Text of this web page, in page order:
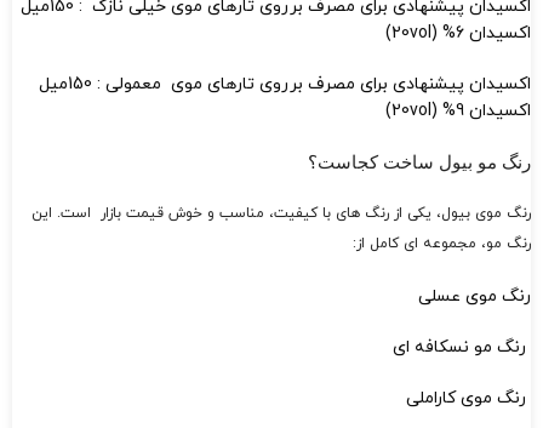
اکسیدان پیشنهادی برای مصرف برروی تارهای موی خیلی نازک : 150میل
اکسیدان 6% (20vol)
اکسیدان پیشنهادی برای مصرف برروی تارهای موی معمولی : 150میل
اکسیدان 9% (20vol)
رنگ مو بیول ساخت کجاست؟
رنگ موی بیول، یکی از رنگ های با کیفیت، مناسب و خوش قیمت بازار است. این
رنگ مو، مجموعه ای کامل از:
رنگ موی عسلی
رنگ مو نسکافه ای
رنگ موی کاراملی